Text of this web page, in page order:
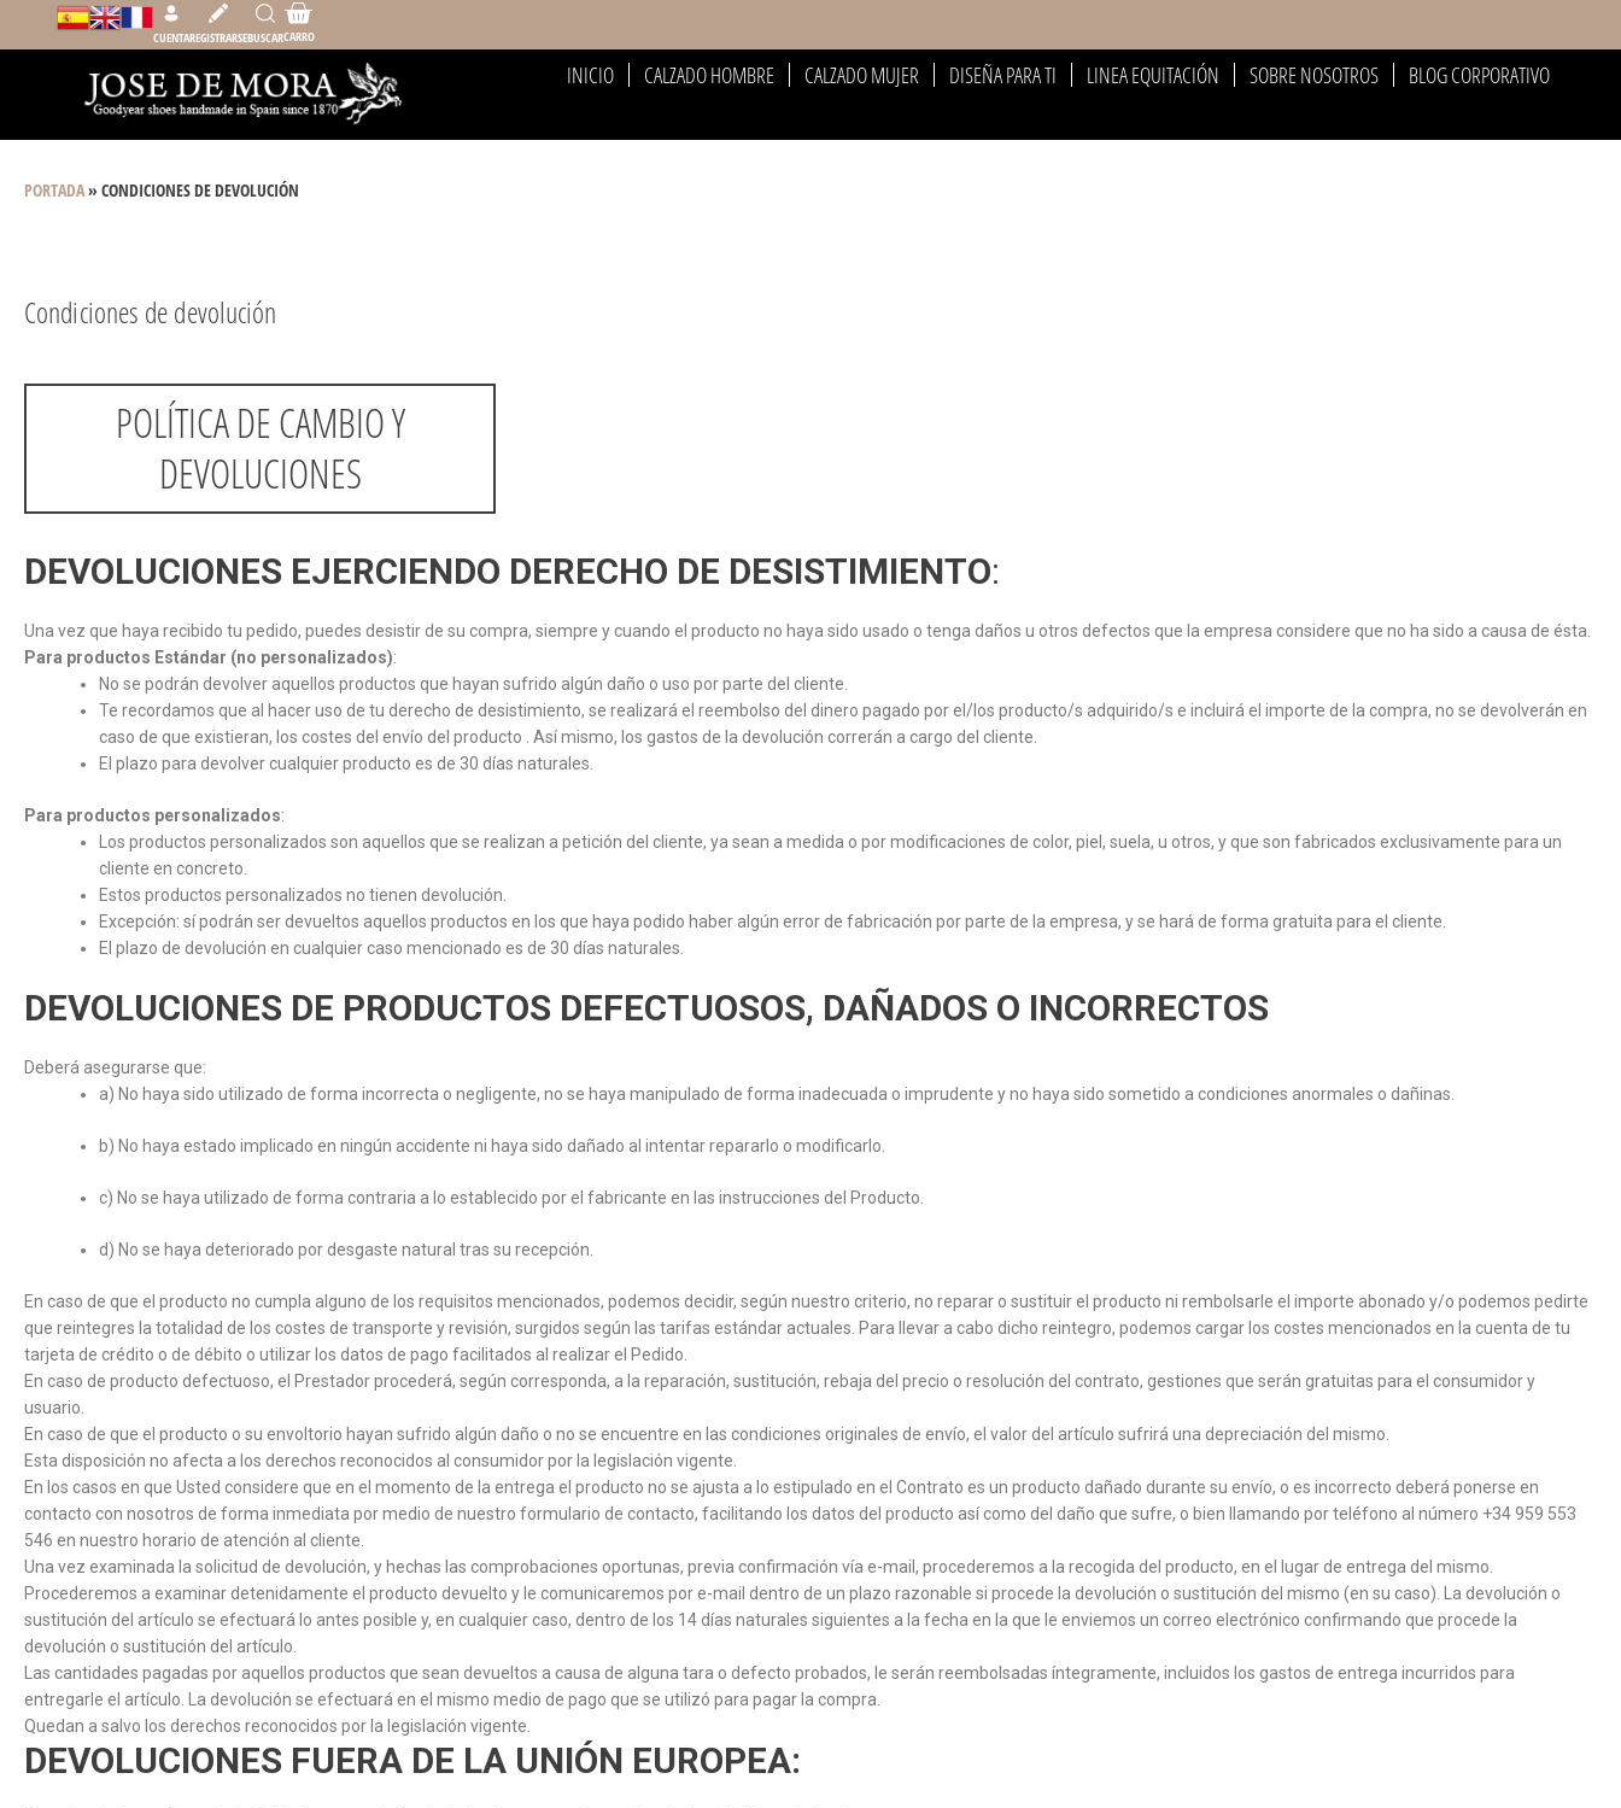
al
contenido
CUENTAREGISTRARSEBUSCAR
Carrito
CARRO
INICIO CALZADO HOMBRE CALZADO MUJER DISEÑA PARA TI LINEA EQUITACIÓN SOBRE NOSOTROS BLOG CORPORATIVO
PORTADA» CONDICIONES DE DEVOLUCIÓN
Condiciones de devolución
POLÍTICA DE CAMBIO Y
DEVOLUCIONES
DEVOLUCIONES EJERCIENDO DERECHO DE DESISTIMIENTO:
Una vez que haya recibido tu pedido, puedes desistir de su compra, siempre y cuando el producto no haya sido usado o tenga daños u otros defectos que la empresa considere que no ha sido a causa de ésta.
Para productos Estándar (no personalizados):
No se podrán devolver aquellos productos que hayan sufrido algún daño o uso por parte del cliente.
Te recordamos que al hacer uso de tu derecho de desistimiento, se realizará el reembolso del dinero pagado por el/los producto/s adquirido/s e incluirá el importe de la compra, no se devolverán en
caso de que existieran, los costes del envío del producto . Así mismo, los gastos de la devolución correrán a cargo del cliente.
El plazo para devolver cualquier producto es de 30 días naturales.
Para productos personalizados:
Los productos personalizados son aquellos que se realizan a petición del cliente, ya sean a medida o por modificaciones de color, piel, suela, u otros, y que son fabricados exclusivamente para un
cliente en concreto.
Estos productos personalizados no tienen devolución.
Excepción: sí podrán ser devueltos aquellos productos en los que haya podido haber algún error de fabricación por parte de la empresa, y se hará de forma gratuita para el cliente.
El plazo de devolución en cualquier caso mencionado es de 30 días naturales.
DEVOLUCIONES DE PRODUCTOS DEFECTUOSOS, DAÑADOS O INCORRECTOS
Deberá asegurarse que:
a) No haya sido utilizado de forma incorrecta o negligente, no se haya manipulado de forma inadecuada o imprudente y no haya sido sometido a condiciones anormales o dañinas.
b) No haya estado implicado en ningún accidente ni haya sido dañado al intentar repararlo o modificarlo.
c) No se haya utilizado de forma contraria a lo establecido por el fabricante en las instrucciones del Producto.
d) No se haya deteriorado por desgaste natural tras su recepción.
En caso de que el producto no cumpla alguno de los requisitos mencionados, podemos decidir, según nuestro criterio, no reparar o sustituir el producto ni rembolsarle el importe abonado y/o podemos pedirte
que reintegres la totalidad de los costes de transporte y revisión, surgidos según las tarifas estándar actuales. Para llevar a cabo dicho reintegro, podemos cargar los costes mencionados en la cuenta de tu
tarjeta de crédito o de débito o utilizar los datos de pago facilitados al realizar el Pedido.
En caso de producto defectuoso, el Prestador procederá, según corresponda, a la reparación, sustitución, rebaja del precio o resolución del contrato, gestiones que serán gratuitas para el consumidor y
usuario.
En caso de que el producto o su envoltorio hayan sufrido algún daño o no se encuentre en las condiciones originales de envío, el valor del artículo sufrirá una depreciación del mismo.
Esta disposición no afecta a los derechos reconocidos al consumidor por la legislación vigente.
En los casos en que Usted considere que en el momento de la entrega el producto no se ajusta a lo estipulado en el Contrato es un producto dañado durante su envío, o es incorrecto deberá ponerse en
contacto con nosotros de forma inmediata por medio de nuestro formulario de contacto, facilitando los datos del producto así como del daño que sufre, o bien llamando por teléfono al número +34 959 553
546 en nuestro horario de atención al cliente.
Una vez examinada la solicitud de devolución, y hechas las comprobaciones oportunas, previa confirmación vía e-mail, procederemos a la recogida del producto, en el lugar de entrega del mismo.
Procederemos a examinar detenidamente el producto devuelto y le comunicaremos por e-mail dentro de un plazo razonable si procede la devolución o sustitución del mismo (en su caso). La devolución o
sustitución del artículo se efectuará lo antes posible y, en cualquier caso, dentro de los 14 días naturales siguientes a la fecha en la que le enviemos un correo electrónico confirmando que procede la
devolución o sustitución del artículo.
Las cantidades pagadas por aquellos productos que sean devueltos a causa de alguna tara o defecto probados, le serán reembolsadas íntegramente, incluidos los gastos de entrega incurridos para
entregarle el artículo. La devolución se efectuará en el mismo medio de pago que se utilizó para pagar la compra.
Quedan a salvo los derechos reconocidos por la legislación vigente.
DEVOLUCIONES FUERA DE LA UNIÓN EUROPEA: